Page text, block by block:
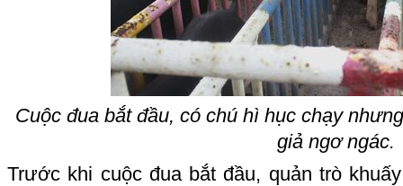
Cuộc đua bắt đầu, có chú hì hục chạy
giả ngơ ngác.
Trước khi cuộc đua bắt đầu, quản trò